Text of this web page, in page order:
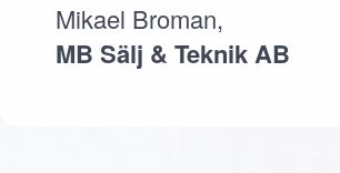
Mikael Broman,
MB Sälj & Teknik AB